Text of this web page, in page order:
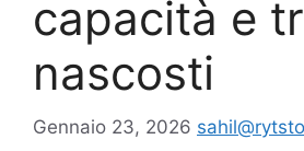
capacità e
nascosti
Gennaio 23, 2026